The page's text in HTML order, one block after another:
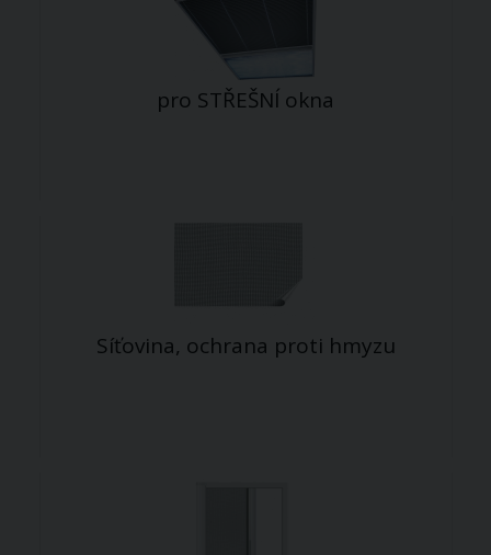
pro STŘEŠNÍ okna
Síťovina, ochrana proti hmyzu